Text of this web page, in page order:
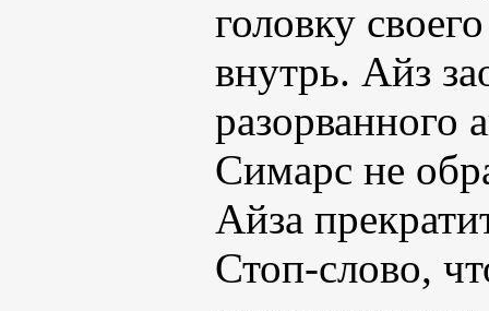
головку
внутрь. Айз
разорванного
Симарс не
Айза
Стоп-слово,